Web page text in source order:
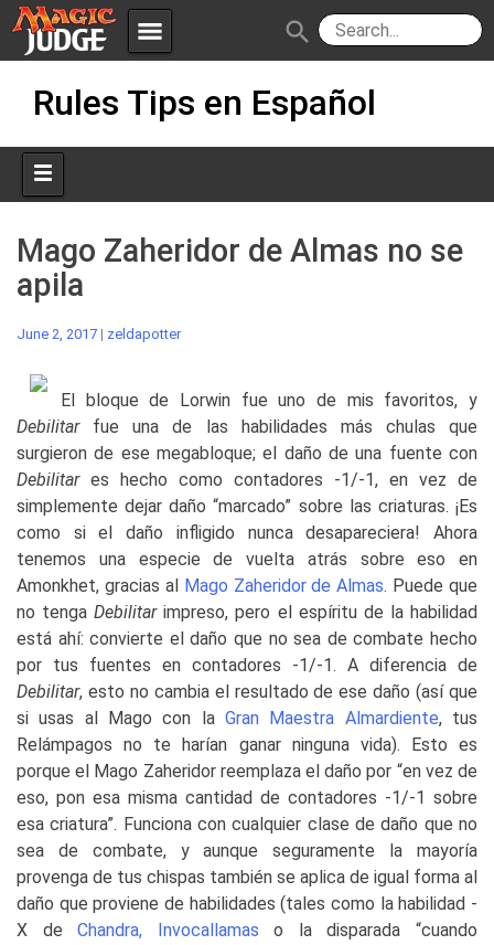
menu
Apps JudgeApps
Forum
Judges
Policies IPG
JAR
search
Rules Tips en Español
Mago Zaheridor de Almas no se
apila
June 2, 2017 | zeldapotter
El bloque de Lorwin fue uno de mis favoritos, y
Debilitarfue una de las habilidades más chulas que
surgieron de ese megabloque; el daño de una fuente con
Debilitares hecho como contadores -1/-1, en vez de
simplemente dejar daño “marcado” sobre las criaturas. ¡Es
como si el daño infligido nunca desapareciera! Ahora
tenemos una especie de vuelta atrás sobre eso en
Amonkhet, gracias al
Mago Zaheridor de Almas. Puede que
no tengaDebilitarimpreso, pero el espíritu de la habilidad
está ahí: convierte el daño que no sea de combate hecho
por tus fuentes en contadores -1/-1. A diferencia de
Debilitar, esto no cambia el resultado de ese daño (así que
si usas al Mago con la Gran Maestra Almardiente, tus
Relámpagos no te harían ganar ninguna vida). Esto es
porque el Mago Zaheridor reemplaza el daño por “en vez de
eso, pon esa misma cantidad de contadores -1/-1 sobre
esa criatura”. Funciona con cualquier clase de daño que no
sea de combate, y aunque seguramente la mayoría
provenga de tus chispas también se aplica de igual forma al
daño que proviene de habilidades (tales como la habilidad -
X deChandra, Invocallamas o la disparada “cuando